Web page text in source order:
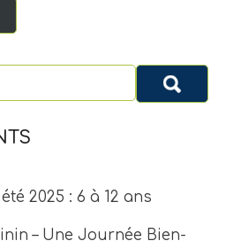
2025 : 6 à 12 ans
– Une Journée Bien-